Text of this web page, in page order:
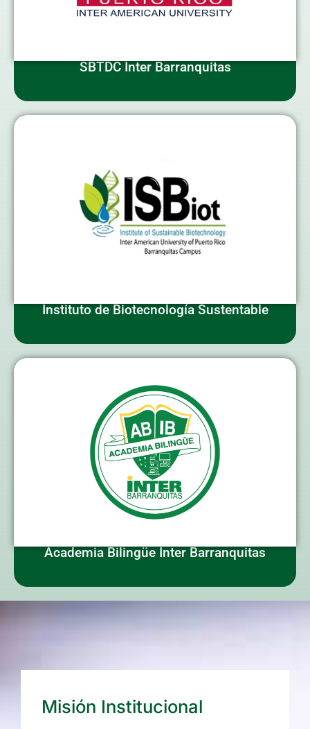
SBTDC Inter Barranquitas
Instituto de Biotecnología Sustentable
Academia Bilingüe Inter Barranquitas
Misión Institucional